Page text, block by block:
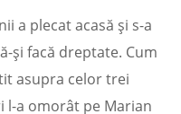
a plecat acasă și s-a
și facă dreptate. Cum
asupra celor trei
l-a omorât pe Marian